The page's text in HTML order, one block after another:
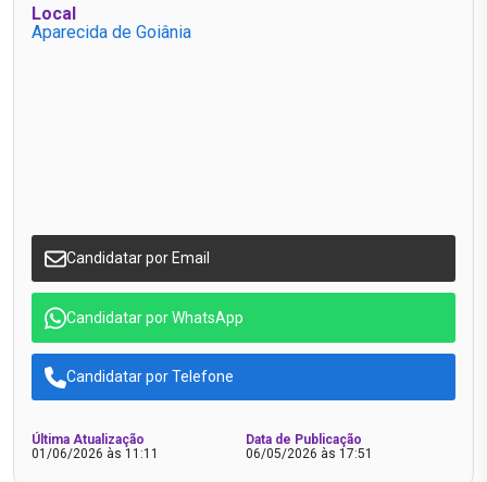
Local
Aparecida de Goiânia
Candidatar por Email
Candidatar por WhatsApp
Candidatar por Telefone
Última Atualização
01/06/2026 às 11:11
Data de Publicação
06/05/2026 às 17:51